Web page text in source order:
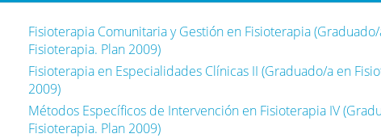
Fisioterapia Comunitaria y Gestión en Fisioterapia
Fisioterapia. Plan 2009)
Fisioterapia en Especialidades Clínicas II (Graduado/a en
2009)
Métodos Específicos de Intervención en Fisioterapia IV
Fisioterapia. Plan 2009)